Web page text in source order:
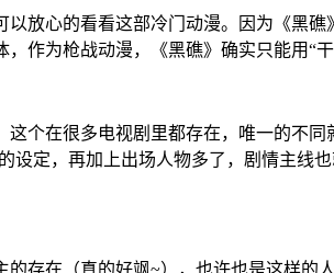
放心的看看这部冷门动漫。因为《黑
作为枪战动漫，《黑礁》确实只能用“干
个在很多电视剧里都存在，唯一的不
定，再加上出场人物多了，剧情主线
存在（真的好飒~），也许也是这样的